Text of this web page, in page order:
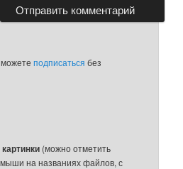
можетеподписаться без
картинки (можно отметить
мыши на названиях файлов, с